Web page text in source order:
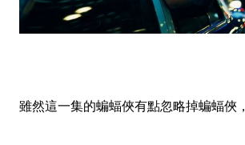
雖然這一集的蝙蝠俠有點忽略掉蝙蝠俠，